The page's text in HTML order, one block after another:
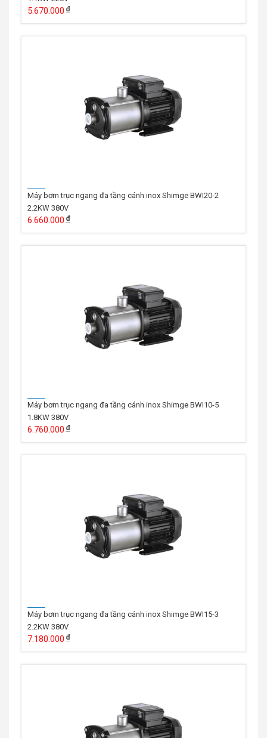
5.670.000
Máy bơm trục ngang đa tầng cánh inox Shimge BWI20-2
2.2KW 380V
6.660.000
Máy bơm trục ngang đa tầng cánh inox Shimge BWI10-5
1.8KW 380V
6.760.000
Máy bơm trục ngang đa tầng cánh inox Shimge BWI15-3
2.2KW 380V
7.180.000